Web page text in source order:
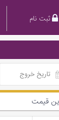
ثبت نام
قیمت